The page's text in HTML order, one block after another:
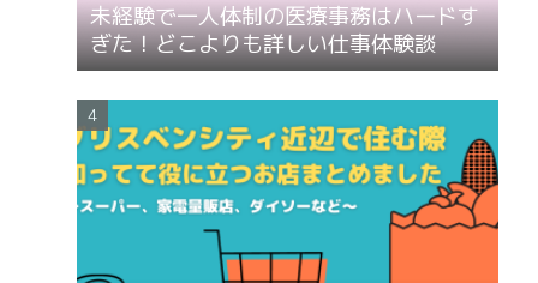
未経験で一人体制の医療事務はハードす
ぎた！どこよりも詳しい仕事体験談